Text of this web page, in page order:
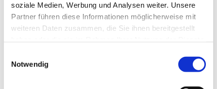
soziale Medien, Werbung und Analysen weiter. Unsere
Partner führen diese Informationen möglicherweise mit
weiteren Daten zusammen, die Sie ihnen bereitgestellt
Notwendig
Bus Rückreise
Eigenanreise